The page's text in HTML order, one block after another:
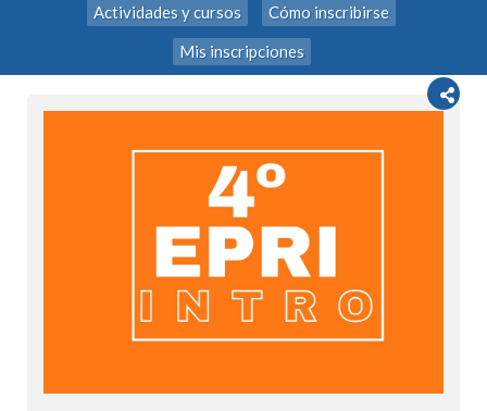
Actividades y cursos
Cómo inscribirse
Mis inscripciones